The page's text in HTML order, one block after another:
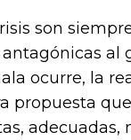
son
al
ocurre, la
propuesta